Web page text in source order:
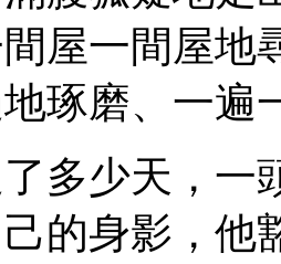
屋一間屋地
琢磨、一遍
少天，一
的身影，他